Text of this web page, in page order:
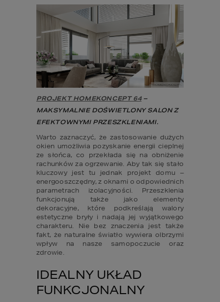
PROJEKT HOMEKONCEPT 64 –
MAKSYMALNIE DOŚWIETLONY SALON Z
EFEKTOWNYMI PRZESZKLENIAMI.
Warto zaznaczyć, że zastosowanie dużych
okien umożliwia pozyskanie energii cieplnej
ze słońca, co przekłada się na obniżenie
rachunków za ogrzewanie. Aby tak się stało
kluczowy jest tu jednak projekt domu –
energooszczędny, z oknami o odpowiednich
parametrach izolacyjności. Przeszklenia
funkcjonują także jako elementy
dekoracyjne, które podkreślają walory
estetyczne bryły i nadają jej wyjątkowego
charakteru. Nie bez znaczenia jest także
fakt, że naturalne światło wywiera olbrzymi
wpływ na nasze samopoczucie oraz
zdrowie.
IDEALNY UKŁAD
FUNKCJONALNY